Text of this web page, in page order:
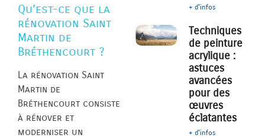
Qu’est-ce que la
rénovation Saint
Martin de
Bréthencourt ?
La rénovation Saint
Martin de
Bréthencourt consiste
à rénover et
moderniser un
+ d'infos
Techniques
de peinture
acrylique :
astuces
avancées
pour des
œuvres
éclatantes
+ d'infos